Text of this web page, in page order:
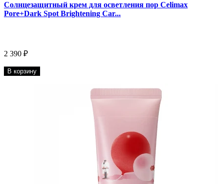
Солнцезащитный крем для осветления пор Celimax
Pore+Dark Spot Brightening Car...
2 390 ₽
В корзину